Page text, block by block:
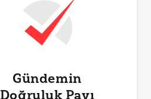
Gündemin
Doğruluk Payı